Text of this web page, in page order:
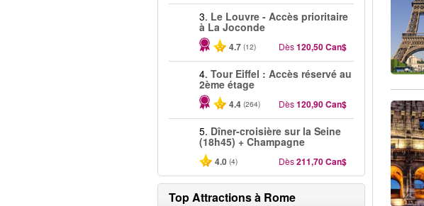
3. Le Louvre - Accès prioritaire
à La Joconde
4.7 (12) Dès120,50 Can$
4. Tour Eiffel : Accès réservé au
2ème étage
4.4 (264) Dès120,90 Can$
5. Dîner-croisière sur la Seine
(18h45) + Champagne
4.0 (4) Dès211,70 Can$
Top Attractions à Rome